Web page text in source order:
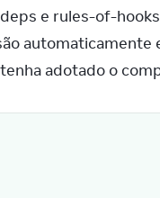
e rules-of-
adotado o